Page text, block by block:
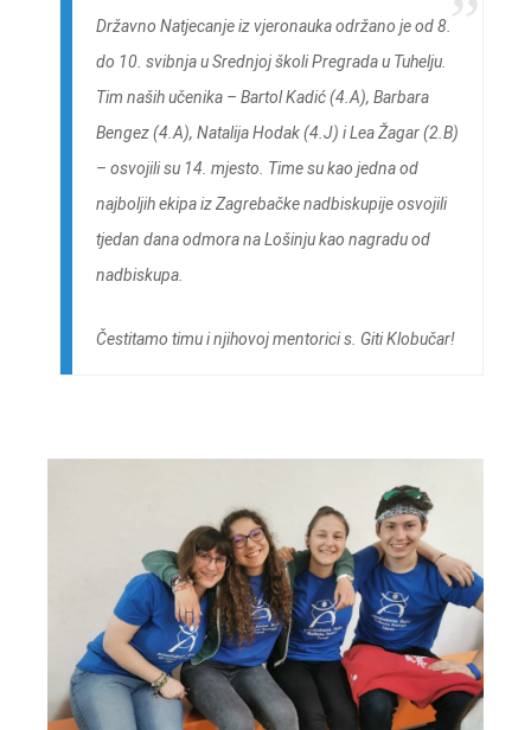
Državno Natjecanje iz vjeronauka održano je od 8.
do 10. svibnja u Srednjoj školi Pregrada u Tuhelju.
Tim naših učenika – Bartol Kadić (4.A), Barbara
Bengez (4.A), Natalija Hodak (4.J) i Lea Žagar (2.B)
– osvojili su 14. mjesto. Time su kao jedna od
najboljih ekipa iz Zagrebačke nadbiskupije osvojili
tjedan dana odmora na Lošinju kao nagradu od
nadbiskupa.
Čestitamo timu i njihovoj mentorici s. Giti Klobučar!